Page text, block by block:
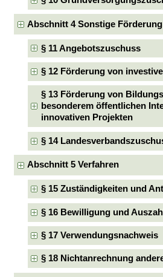
Abschnitt 4 Sonstige Förderung
§ 11 Angebotszuschuss
§ 12 Förderung von
§ 13 Förderung von
besonderem öffentlichen
innovativen Projekten
§ 14
Abschnitt 5 Verfahren
§ 15 Zuständigkeiten und
§ 16 Bewilligung und
§ 17 Verwendungsnachweis
§ 18 Nichtanrechnung